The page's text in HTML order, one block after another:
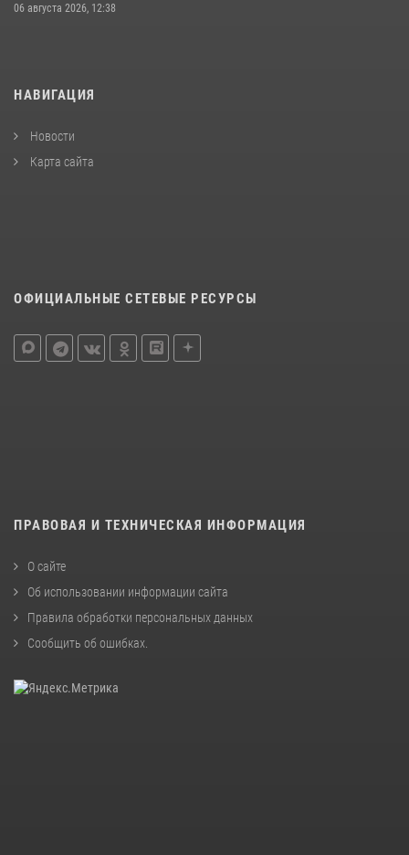
06 августа 2026, 12:38
НАВИГАЦИЯ
Новости
Карта сайта
ОФИЦИАЛЬНЫЕ СЕТЕВЫЕ РЕСУРСЫ
ПРАВОВАЯ И ТЕХНИЧЕСКАЯ ИНФОРМАЦИЯ
О сайте
Об использовании информации сайта
Правила обработки персональных данных
Сообщить об ошибках